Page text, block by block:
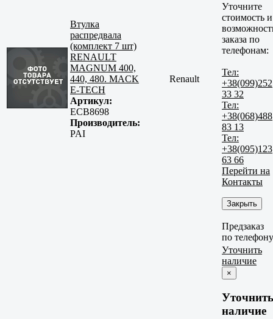
Втулка
распредвала
(комплект 7 шт)
RENAULT
MAGNUM 400,
440, 480. MACK
E-TECH
Артикул:
ECB8698
Производитель:
PAI
Renault
Уточните
стоимость и
заказа по
телефонам:
Тел:
+38(099)252
33 32
Тел:
+38(068)488
83 13
Тел:
+38(095)123
63 66
Перейти на
Контакты
Закрыть
Предзаказ
по телефону
Уточнить
наличие
×
Уточнить
наличие